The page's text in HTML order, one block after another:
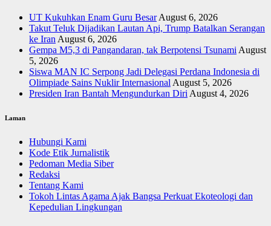
UT Kukuhkan Enam Guru Besar August 6, 2026
Takut Teluk Dijadikan Lautan Api, Trump Batalkan Serangan
ke Iran August 6, 2026
Gempa M5,3 di Pangandaran, tak Berpotensi Tsunami August
5, 2026
Siswa MAN IC Serpong Jadi Delegasi Perdana Indonesia di
Olimpiade Sains Nuklir Internasional August 5, 2026
Presiden Iran Bantah Mengundurkan Diri August 4, 2026
Laman
Hubungi Kami
Kode Etik Jurnalistik
Pedoman Media Siber
Redaksi
Tentang Kami
Tokoh Lintas Agama Ajak Bangsa Perkuat Ekoteologi dan
Kepedulian Lingkungan